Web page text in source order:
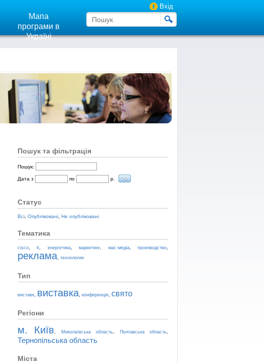
Вхід
Мапа
програми в
Україні
Пошук та фільтрація
Пошук:
Дата з по р.
Статус
Всі Опубліковані Не опубліковані
Тематика
cisco ,it енергетика,маркетинг мас-медіа,производство
реклама технологии
Тип
виставк виставка конференція свято
Регіони
м. Київ Миколаївська область Полтавська область
Тернопільська область
Міста